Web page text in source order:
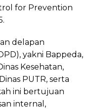
for Prevention
delapan
yakni Bappeda,
Kesehatan,
PUTR, serta
ini bertujuan
internal,